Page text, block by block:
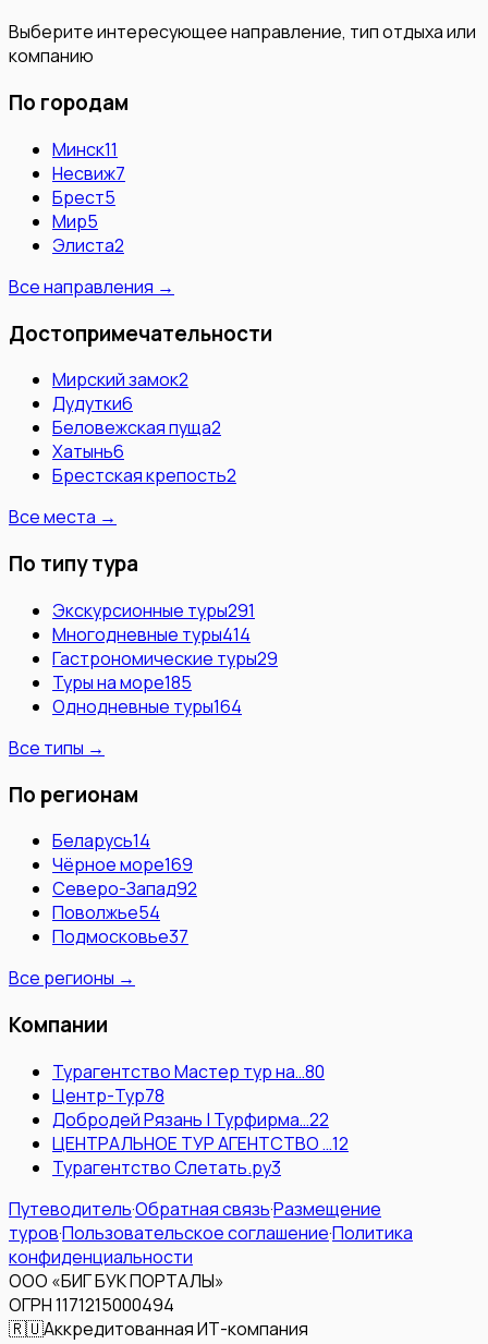
Выберите интересующее направление, тип отдыха или
компанию
По городам
Минск11
Несвиж7
Брест5
Мир5
Элиста2
Все направления →
Достопримечательности
Мирский замок2
Дудутки6
Беловежская пуща2
Хатынь6
Брестская крепость2
Все места →
По типу тура
Экскурсионные туры291
Многодневные туры414
Гастрономические туры29
Туры на море185
Однодневные туры164
Все типы →
По регионам
Беларусь14
Чёрное море169
Северо-Запад92
Поволжье54
Подмосковье37
Все регионы →
Компании
Турагентство Мастер тур на…80
Центр-Тур78
Добродей Рязань | Турфирма…22
ЦЕНТРАЛЬНОЕ ТУР АГЕНТСТВО …12
Турагентство Слетать.ру3
Путеводитель·Обратная связь·Размещение
туров·Пользовательское соглашение·Политика
конфиденциальности
ООО «БИГ БУК ПОРТАЛЫ»
ОГРН 1171215000494
🇷🇺Аккредитованная ИТ-компания